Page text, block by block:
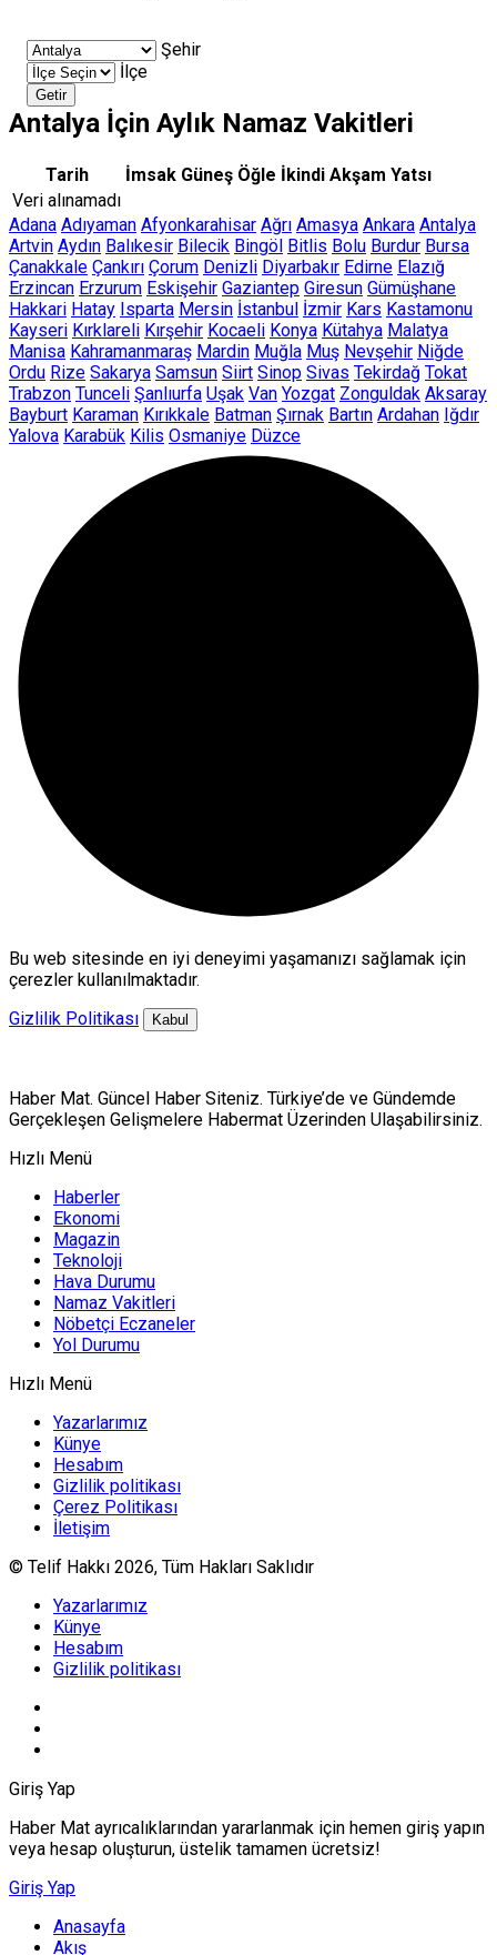
Şehir
İlçe
Getir
Antalya İçin Aylık Namaz Vakitleri
Tarih İmsak Güneş Öğle İkindi Akşam Yatsı
Veri alınamadı
Adana Adıyaman Afyonkarahisar Ağrı Amasya Ankara Antalya
Artvin Aydın Balıkesir Bilecik Bingöl Bitlis Bolu Burdur Bursa
Çanakkale Çankırı Çorum Denizli Diyarbakır Edirne Elazığ
Erzincan Erzurum Eskişehir Gaziantep Giresun Gümüşhane
Hakkari Hatay Isparta Mersin İstanbul İzmir Kars Kastamonu
Kayseri Kırklareli Kırşehir Kocaeli Konya Kütahya Malatya
Manisa Kahramanmaraş Mardin Muğla Muş Nevşehir Niğde
Ordu Rize Sakarya Samsun Siirt Sinop Sivas Tekirdağ Tokat
Trabzon Tunceli Şanlıurfa Uşak Van Yozgat Zonguldak Aksaray
Bayburt Karaman Kırıkkale Batman Şırnak Bartın Ardahan Iğdır
Yalova Karabük Kilis Osmaniye Düzce
Bu web sitesinde en iyi deneyimi yaşamanızı sağlamak için
çerezler kullanılmaktadır.
Gizlilik Politikası
Kabul
Haber Mat. Güncel Haber Siteniz. Türkiye’de ve Gündemde
Gerçekleşen Gelişmelere Habermat Üzerinden Ulaşabilirsiniz.
Hızlı Menü
Haberler
Ekonomi
Magazin
Teknoloji
Hava Durumu
Namaz Vakitleri
Nöbetçi Eczaneler
Yol Durumu
Hızlı Menü
Yazarlarımız
Künye
Hesabım
Gizlilik politikası
Çerez Politikası
İletişim
© Telif Hakkı 2026, Tüm Hakları Saklıdır
Yazarlarımız
Künye
Hesabım
Gizlilik politikası
Giriş Yap
Haber Mat ayrıcalıklarından yararlanmak için hemen giriş yapın
veya hesap oluşturun, üstelik tamamen ücretsiz!
Giriş Yap
Anasayfa
Akış